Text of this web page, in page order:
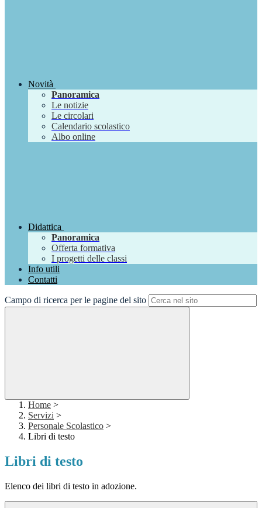
Novità
Panoramica
Le notizie
Le circolari
Calendario scolastico
Albo online
Didattica
Panoramica
Offerta formativa
I progetti delle classi
Info utili
Contatti
Campo di ricerca per le pagine del sito
Home >
Servizi >
Personale Scolastico >
Libri di testo
Libri di testo
Elenco dei libri di testo in adozione.